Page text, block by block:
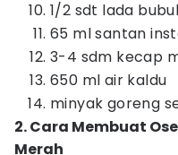
1/2 sdt lada
65 ml santan
3-4 sdm kecap
650 ml air kaldu
minyak goreng
2. Cara Membuat
Merah